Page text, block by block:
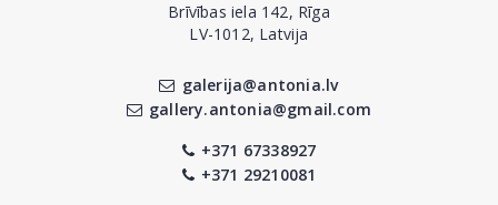
Brīvības iela 142, Rīga
LV-1012, Latvija
galerija@antonia.lv
gallery.antonia@gmail.com
+371 67338927
+371 29210081